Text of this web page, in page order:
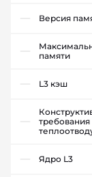
Версия
памяти
L3 кэш
требования
Ядро L3